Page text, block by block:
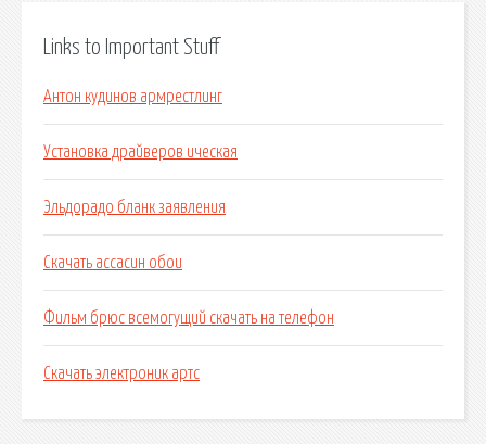
Links to Important Stuff
Антон кудинов армрестлинг
Установка драйверов ическая
Эльдорадо бланк заявления
Скачать ассасин обои
Фильм брюс всемогущий скачать на телефон
Скачать электроник артс